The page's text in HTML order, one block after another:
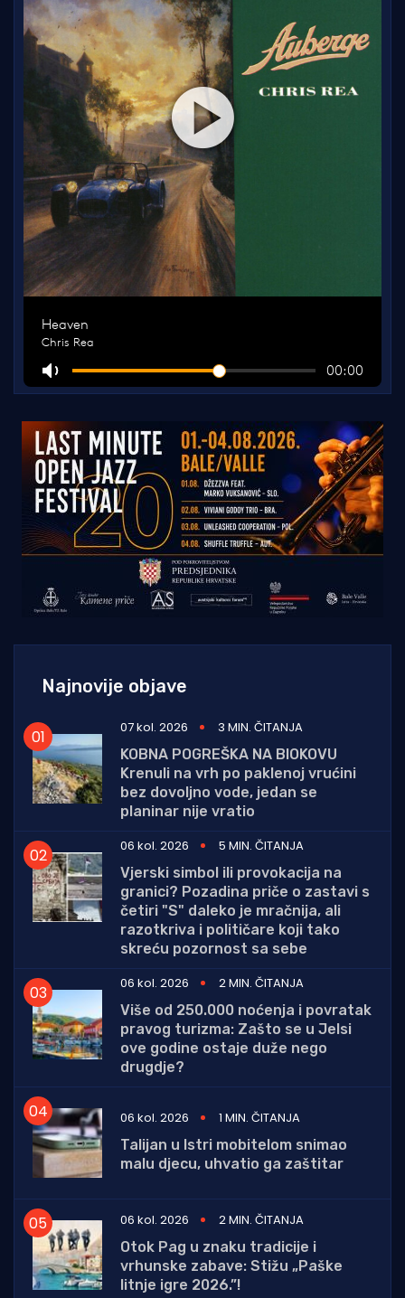
Najnovije objave
07 kol. 2026
3 MIN. ČITANJA
KOBNA POGREŠKA NA BIOKOVU
Krenuli na vrh po paklenoj vrućini
bez dovoljno vode, jedan se
planinar nije vratio
06 kol. 2026
5 MIN. ČITANJA
Vjerski simbol ili provokacija na
granici? Pozadina priče o zastavi s
četiri "S" daleko je mračnija, ali
razotkriva i političare koji tako
skreću pozornost sa sebe
06 kol. 2026
2 MIN. ČITANJA
Više od 250.000 noćenja i povratak
pravog turizma: Zašto se u Jelsi
ove godine ostaje duže nego
drugdje?
06 kol. 2026
1 MIN. ČITANJA
Talijan u Istri mobitelom snimao
malu djecu, uhvatio ga zaštitar
06 kol. 2026
2 MIN. ČITANJA
Otok Pag u znaku tradicije i
vrhunske zabave: Stižu „Paške
litnje igre 2026.”!